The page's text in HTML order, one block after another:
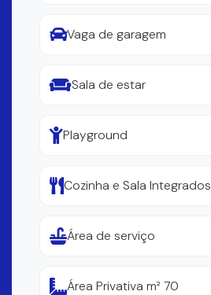
Vaga de garagem
Sala de estar
Playground
Cozinha e Sala Integrados
Área de serviço
Área Privativa m² 70